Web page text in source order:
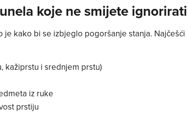
koje ne smijete ignorirati
je kako bi se izbjeglo pogoršanje stanja. Najčešći
kažiprstu i srednjem prstu)
iz ruke
prstiju